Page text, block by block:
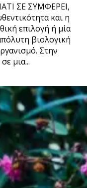
ΣΕ ΣΥΜΦΕΡΕΙ,
και η
επιλογή ή μία
βιολογική
Στην
μια...